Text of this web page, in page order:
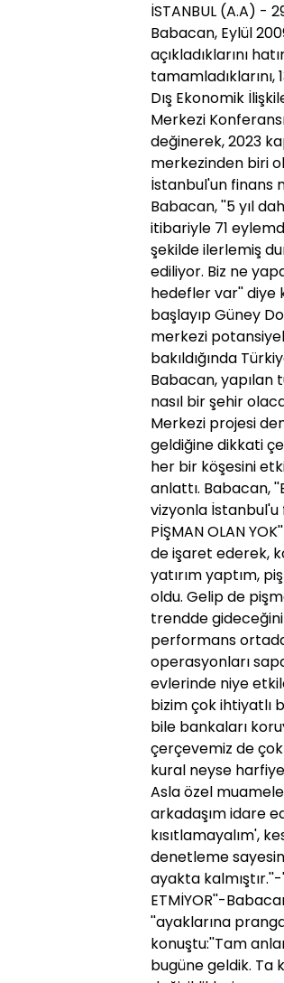
İSTANBUL (A.A) -
Babacan, Eylül
açıkladıklarını
Dış Ekonomik
Merkezi
değinerek, 2023
merkezinden biri
İstanbul'un finans
Babacan, ''5 yıl
itibariyle 71
şekilde ilerlemiş
ediliyor. Biz ne
hedefler var'' diye
başlayıp Güney
merkezi
bakıldığında
Babacan, yapılan
nasıl bir şehir
Merkezi projesi
geldiğine dikkati
her bir köşesini
anlattı. Babacan,
vizyonla İstanbul'u
PİŞMAN OLAN
de işaret ederek,
yatırım yaptım,
oldu. Gelip de
trendde
performans
operasyonları
evlerinde niye
bizim çok ihtiyatlı
bile bankaları
çerçevemiz de
kural neyse
Asla özel
arkadaşım idare
kısıtlamayalım',
denetleme
ayakta kalmıştır.''-
ETMİYOR''-
''ayaklarına
konuştu:''Tam
bugüne geldik. Ta